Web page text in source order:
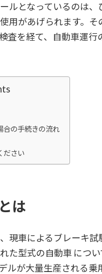
ルとなっているのは
用があげられます。
査を経て、自動車運行
合の手続きの流れ
ださい
は
現車によるブレーキ
た型式の自動車 につ
ルが大量生産される乗